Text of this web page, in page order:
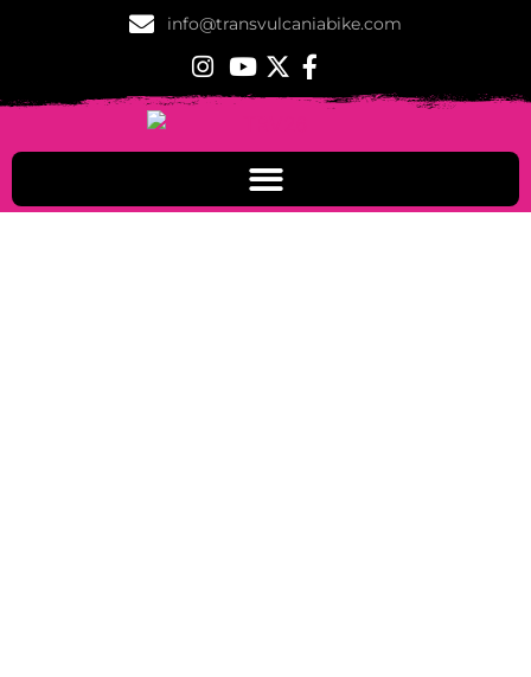
info@transvulcaniabike.com